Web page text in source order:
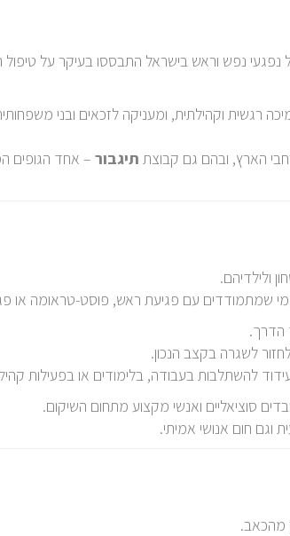
נפש וראש בישראל התבססו בעיקר על טיפול
וקהילתית, ומעניקה לזכאים ובני
הארץ, ובהם גם קבוצת תיגבור – אחד הגופים
ולילדיהם.
שמתמודדים עם פגיעת ראש, פוסט-טראומה או
הדרך.
לשגרה בקצב הנכון.
להשתלבות בעבודה, בלימודים או בפעילות
סוציאליים ואנשי מקצוע מתחום השיקום.
חום אנושי אמיתי.
מהכאב.